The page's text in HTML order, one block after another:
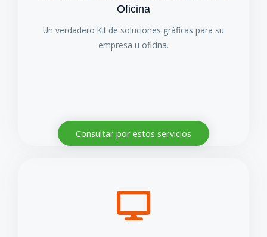
Oficina
Un verdadero Kit de soluciones gráficas para su
empresa u oficina.
Consultar por estos servicios